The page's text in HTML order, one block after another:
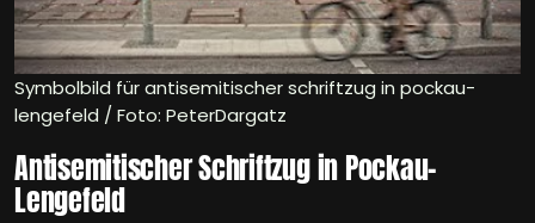
Symbolbild für antisemitischer schriftzug in pockau-
lengefeld / Foto: PeterDargatz
Antisemitischer Schriftzug in Pockau-
Lengefeld